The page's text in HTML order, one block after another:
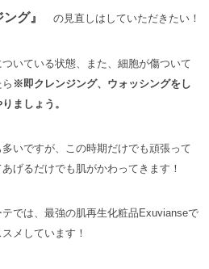
グ』 の見直しはしていただきたい！
いている状態、また、細胞が傷ついて
※即クレンジング、ウォッシングをし
ましょう。
いですが、この時期だけでも頑張って
げるだけでも肌がかわってきます！
では、最強の肌再生化粧品Exuvianseで
メしています！